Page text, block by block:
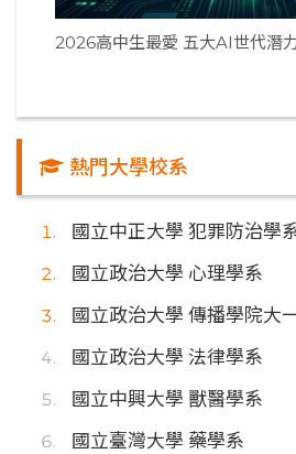
2026高中生最愛 五大AI世代潛
熱門大學校系
國立中正大學 犯罪防治學
國立政治大學 心理學系
國立政治大學 傳播學院大
國立政治大學 法律學系
國立中興大學 獸醫學系
國立臺灣大學 藥學系